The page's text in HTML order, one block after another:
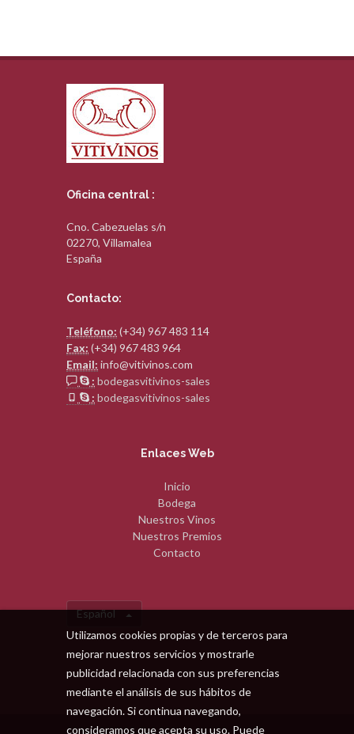
Oficina central :
Cno. Cabezuelas s/n
02270, Villamalea
España
Contacto:
Teléfono: (+34) 967 483 114
Fax: (+34) 967 483 964
Email: info@vitivinos.com
: bodegasvitivinos-sales
: bodegasvitivinos-sales
Enlaces Web
Inicio
Bodega
Nuestros Vinos
Nuestros Premios
Contacto
Español
Utilizamos cookies propias y de terceros para
mejorar nuestros servicios y mostrarle
publicidad relacionada con sus preferencias
mediante el análisis de sus hábitos de
navegación. Si continua navegando,
consideramos que acepta su uso. Puede